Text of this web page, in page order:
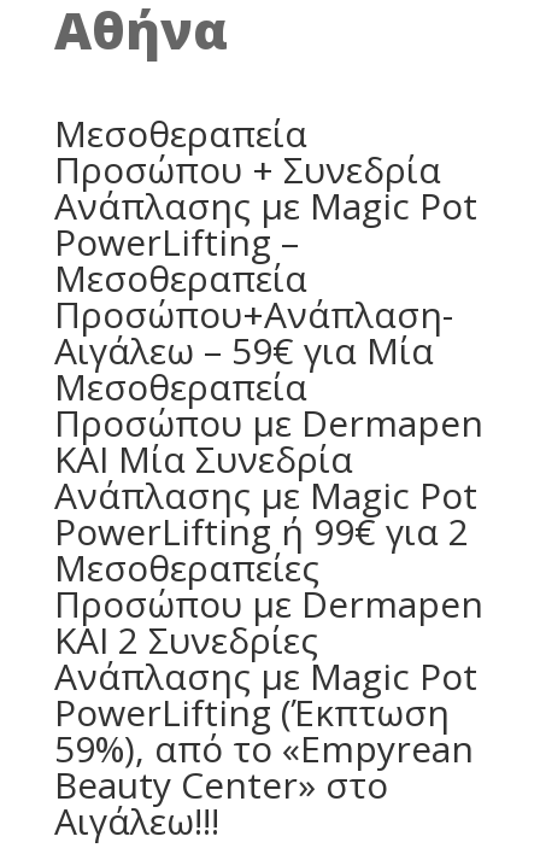
Αθήνα
Μεσοθεραπεία
Προσώπου + Συνεδρία
Ανάπλασης με Magic Pot
PowerLifting –
Μεσοθεραπεία
Προσώπου+Ανάπλαση-
Αιγάλεω – 59€ για Μία
Μεσοθεραπεία
Προσώπου με Dermapen
ΚΑΙ Μία Συνεδρία
Ανάπλασης με Magic Pot
PowerLifting ή 99€ για 2
Μεσοθεραπείες
Προσώπου με Dermapen
ΚΑΙ 2 Συνεδρίες
Ανάπλασης με Magic Pot
PowerLifting (Έκπτωση
59%), από το «Empyrean
Beauty Center» στο
Αιγάλεω!!!